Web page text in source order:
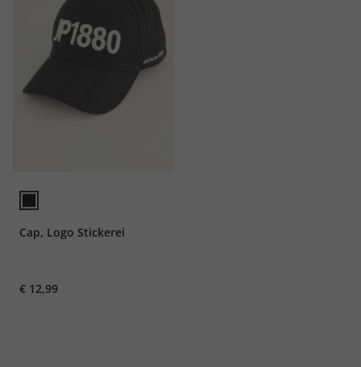
Cap, Logo Stickerei
€ 12,99